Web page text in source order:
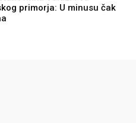
primorja: U minusu čak